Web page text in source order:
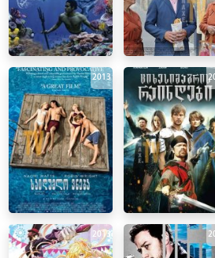
2013
2013